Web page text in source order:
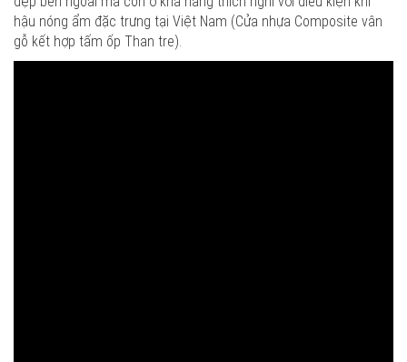
hậu nóng ẩm đặc trưng tại Việt Nam (Cửa nhựa Composite vân
gỗ kết hợp tấm ốp Than tre).